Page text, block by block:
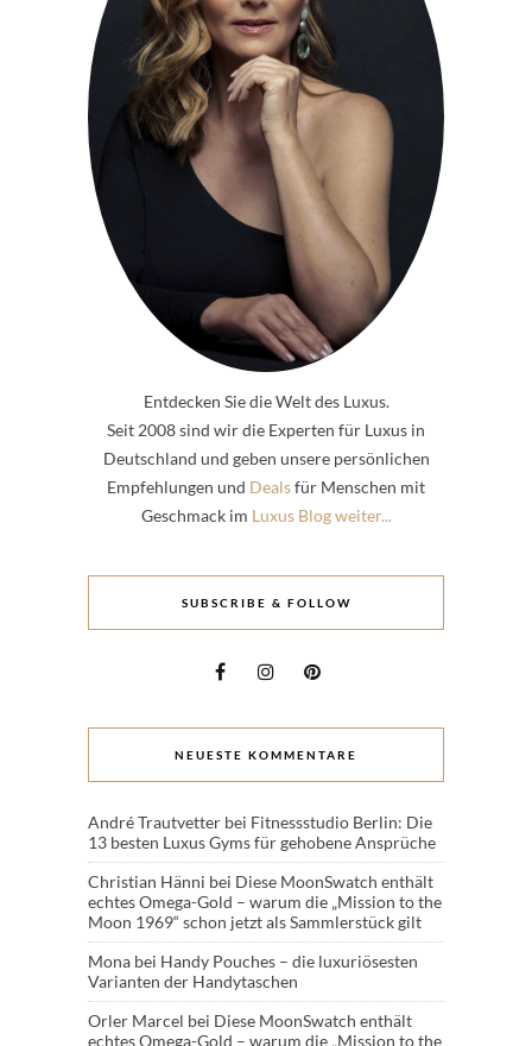
Entdecken Sie die Welt des Luxus.
Seit 2008 sind wir die Experten für Luxus in
Deutschland und geben unsere persönlichen
Empfehlungen und Dealsfür Menschen mit
Geschmack im Luxus Blog weiter...
SUBSCRIBE & FOLLOW
NEUESTE KOMMENTARE
André Trautvetter bei Fitnessstudio Berlin: Die
13 besten Luxus Gyms für gehobene Ansprüche
Christian Hänni bei Diese MoonSwatch enthält
echtes Omega-Gold – warum die „Mission to the
Moon 1969“ schon jetzt als Sammlerstück gilt
Mona bei Handy Pouches – die luxuriösesten
Varianten der Handytaschen
Orler Marcel bei Diese MoonSwatch enthält
echtes Omega-Gold – warum die „Mission to the